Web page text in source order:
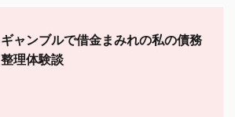
ギャンブルで借金まみれの私の債務
整理体験談